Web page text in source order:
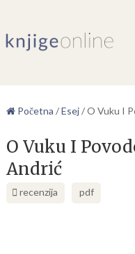
Početna /Esej/O Vuku I
O Vuku I
Andrić
recenzija pdf